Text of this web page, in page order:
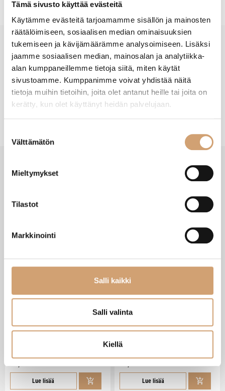
Tämä sivusto käyttää evästeitä
Käytämme evästeitä tarjoamamme sisällön ja mainosten
räätälöimiseen, sosiaalisen median ominaisuuksien
tukemiseen ja kävijämäärämme analysoimiseen. Lisäksi
jaamme sosiaalisen median, mainosalan ja analytiikka-
alan kumppaneillemme tietoja siitä, miten käytät
sivustoamme. Kumppanimme voivat yhdistää näitä
tietoja muihin tietoihin, joita olet antanut heille tai joita on
kerätty, kun olet käyttänyt heidän palvelujaan.
valinta
Välttämätön
Mieltymykset
Tilastot
Markkinointi
Salli kaikki
Salli valinta
Kiellä
- Tuotteesta ei ole vielä arvosteluja -
New content loaded
Lacor valurautainen blinipannu 12,5cm
Lue lisää
Ronneby Bruk Blini-kananmuna-
lettupannu 4:lle, valurauta
Heti saatavilla verkkokaupasta
Lue lisää